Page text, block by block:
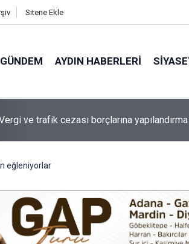
Sitene Ekle
GÜNDEM AYDIN HABERLERI
Belediyesi’ne operasyon: çok
eğleniyorlar